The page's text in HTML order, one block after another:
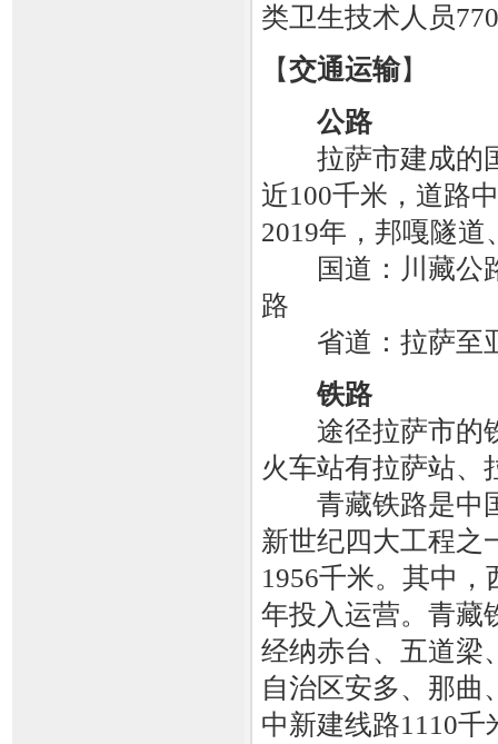
类卫生技术人员
【交通运输】
公路
拉萨市建成的国
近100千米，道路
2019年，邦嘎隧
国道：川藏公路
路
省道：拉萨至亚
铁路
途径拉萨市的铁
火车站有拉萨站、
青藏铁路是中国
新世纪四大工程之
1956千米。其中，
年投入运营。青藏
经纳赤台、五道梁
自治区安多、那曲
中新建线路1110